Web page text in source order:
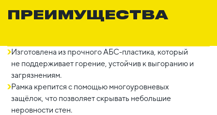
ПРЕИМУЩЕСТВА
Изготовлена из прочного АБС-пластика, который
не поддерживает горение, устойчив к выгоранию и
загрязнениям.
Рамка крепится с помощью многоуровневых
защёлок, что позволяет скрывать небольшие
неровности стен.